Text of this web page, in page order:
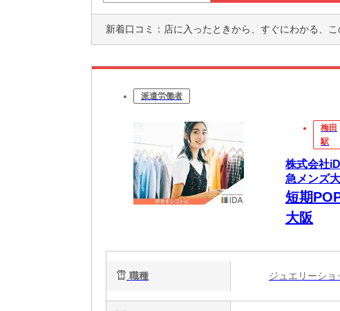
新着口コミ： 店に入ったときから、すぐにわかる、この店しっかりしているんだなぁ感と、スタッ
派遣労働者
梅田
駅
株式会社
急メンズ
短期
大阪
職種 ジュエリーシ